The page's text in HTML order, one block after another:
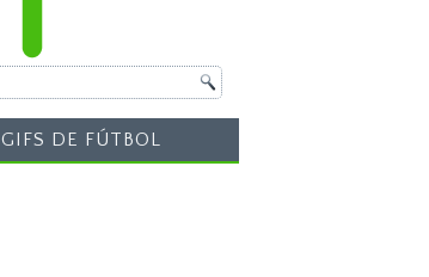
GIFS DE FÚTBOL